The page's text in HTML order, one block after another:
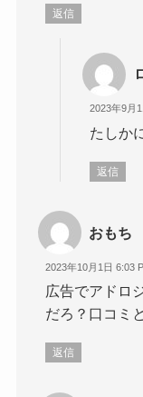
返信
2023年9月
たしか
返信
おもち
2023年10月1日 6:03
広告でアドロ
だろ？口コミ
返信